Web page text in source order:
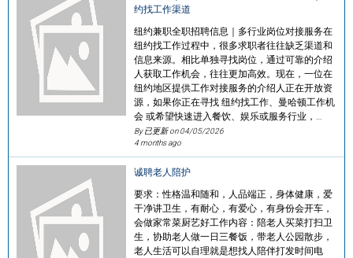
约找工作渠道
纽约兼职全职招聘信息｜多行业岗位对接服务在
纽约找工作过程中，很多求职者往往缺乏渠道和
信息来源。相比单独寻找岗位，通过可靠的介绍
人获取工作机会，往往更加高效。现在，一位在
纽约地区提供工作对接服务的介绍人正在开放资
源，如果你正在寻找 纽约找工作、曼哈顿工作机
会 或希望快速进入餐饮、娱乐或服务行业，…
By 已更新 on04/05/2026
4 months ago
诚聘老人陪护
要求：性格温和随和，人品端正，身体健康，爱
干净讲卫生，有耐心，有爱心，有身份会开车，
会做家常菜厨艺好工作内容：陪老人买菜打扫卫
生，协助老人做一日三餐饭，带老人公园散步，
老人生活可以自理就是想找人陪伴打发时间电